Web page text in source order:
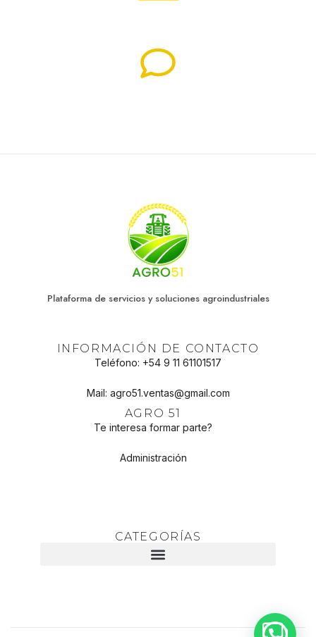
Plataforma de servicios y soluciones agroindustriales
INFORMACIÓN DE CONTACTO
Teléfono: +54 9 11 61101517
Mail: agro51.ventas@gmail.com
AGRO 51
Te interesa formar parte?
Administración
CATEGORÍAS